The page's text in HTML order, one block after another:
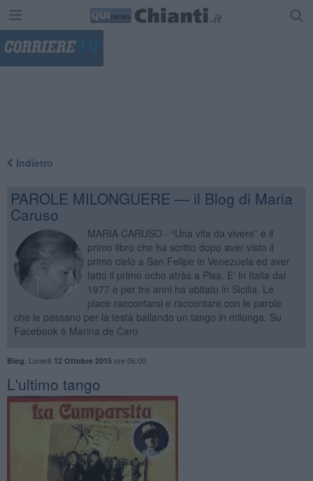
Indietro
PAROLE MILONGUERE — il Blog di Maria
Caruso
MARIA CARUSO - “Una vita da vivere” è il
primo libro che ha scritto dopo aver visto il
primo cielo a San Felipe in Venezuela ed aver
fatto il primo ocho atràs a Pisa. E' in Italia dal
1977 e per tre anni ha abitato in Sicilia. Le
piace raccontarsi e raccontare con le parole
che le passano per la testa ballando un tango in milonga. Su
Facebook è Marina de Caro
Blog Lunedì 12 Ottobre 2015ore 06:00
L'ultimo tango